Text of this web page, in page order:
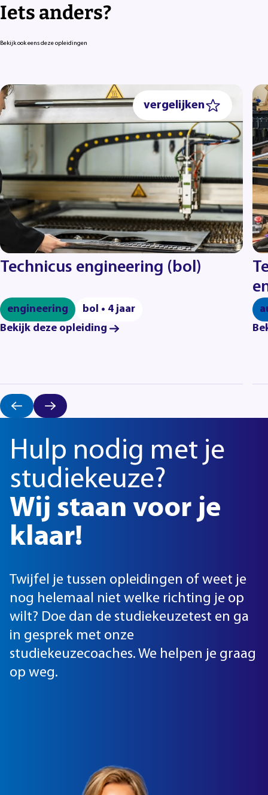
Iets anders?
Bekijk ook eens deze opleidingen
vergelijken
Technicus engineering (bol)
engineering
bol • 4 jaar
Bekijk deze opleiding
Hulp nodig met je
studiekeuze?
Wij staan voor je
klaar!
Twijfel je tussen opleidingen of weet je
nog helemaal niet welke richting je op
wilt? Doe dan de studiekeuzetest en ga
in gesprek met onze
studiekeuzecoaches. We helpen je graag
op weg.